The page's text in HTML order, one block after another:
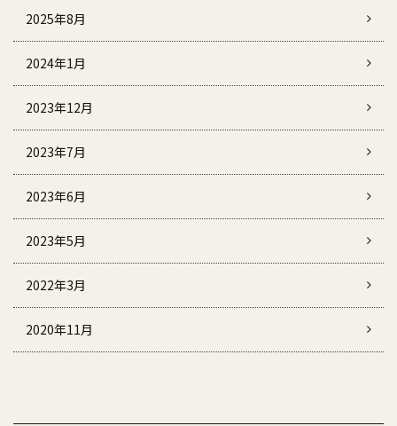
2025年8月
2024年1月
2023年12月
2023年7月
2023年6月
2023年5月
2022年3月
2020年11月